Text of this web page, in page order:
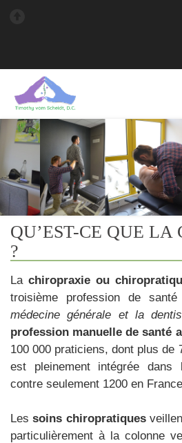
QU’EST-CE QUE LA
?
Lachiropraxie ou
troisième profession de
médecine générale et la
profession manuelle de santé
100 000 praticiens, dont plus de
est pleinement intégrée
contre seulement 1200 en
Lessoins chiropratiques
particulièrement à la colonne